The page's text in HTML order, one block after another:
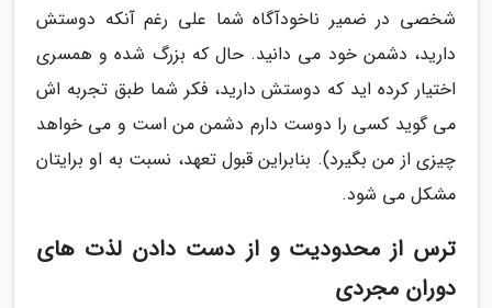
شخصی در ضمیر ناخودآگاه شما علی رغم آنکه دوستش
دارید، دشمن خود می دانید. حال که بزرگ شده و همسری
اختیار کرده اید که دوستش دارید، فکر شما طبق تجربه اش
می گوید کسی را دوست دارم دشمن من است و می خواهد
چیزی از من بگیرد). بنابراین قبول تعهد، نسبت به او برایتان
مشکل می شود.
ترس از محدودیت و از دست دادن لذت های
دوران مجردی